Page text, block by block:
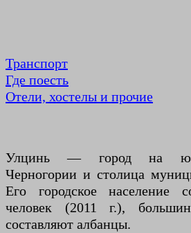
Транспорт
Где поесть
Отели, хостелы и прочие
Улцинь — город на
Черногории и столица
Его городское население
человек (2011 г.),
составляют албанцы.